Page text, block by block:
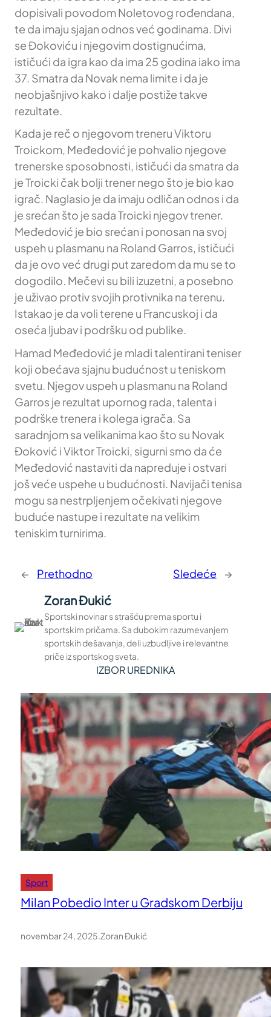
dopisivali povodom Noletovog rođendana,
te da imaju sjajan odnos već godinama. Divi
se Đokoviću i njegovim dostignućima,
ističući da igra kao da ima 25 godina iako ima
37. Smatra da Novak nema limite i da je
neobjašnjivo kako i dalje postiže takve
rezultate.
Kada je reč o njegovom treneru Viktoru
Troickom, Međedović je pohvalio njegove
trenerske sposobnosti, ističući da smatra da
je Troicki čak bolji trener nego što je bio kao
igrač. Naglasio je da imaju odličan odnos i da
je srećan što je sada Troicki njegov trener.
Međedović je bio srećan i ponosan na svoj
uspeh u plasmanu na Roland Garros, ističući
da je ovo već drugi put zaredom da mu se to
dogodilo. Mečevi su bili izuzetni, a posebno
je uživao protiv svojih protivnika na terenu.
Istakao je da voli terene u Francuskoj i da
oseća ljubav i podršku od publike.
Hamad Međedović je mladi talentirani teniser
koji obećava sjajnu budućnost u teniskom
svetu. Njegov uspeh u plasmanu na Roland
Garros je rezultat upornog rada, talenta i
podrške trenera i kolega igrača. Sa
saradnjom sa velikanima kao što su Novak
Đoković i Viktor Troicki, sigurni smo da će
Međedović nastaviti da napreduje i ostvari
još veće uspehe u budućnosti. Navijači tenisa
mogu sa nestrpljenjem očekivati njegove
buduće nastupe i rezultate na velikim
teniskim turnirima.
← Prethodno Sledeće →
Zoran Đukić
Sportski novinar s strašću prema sportu i
sportskim pričama. Sa dubokim razumevanjem
sportskih dešavanja, deli uzbudljive i relevantne
priče iz sportskog sveta.
IZBOR UREDNIKA
Sport
Milan Pobedio Inter u Gradskom Derbiju
novembar 24, 2025.Zoran Đukić